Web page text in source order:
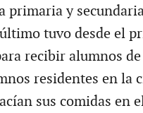
primaria y
tuvo desde el
recibir alumnos
residentes en la
sus comidas en